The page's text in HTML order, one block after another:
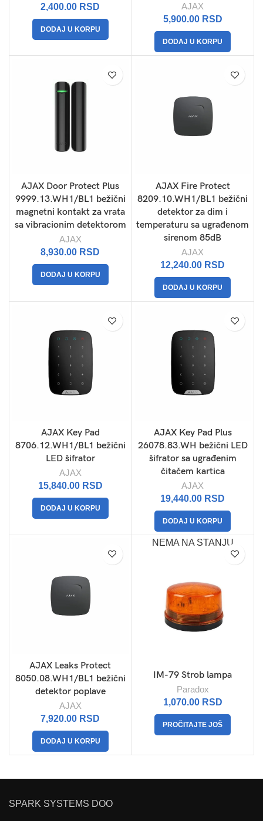
2,400.00 RSD
DODAJ U KORPU
AJAX
5,900.00 RSD
DODAJ U KORPU
AJAX Door Protect Plus
9999.13.WH1/BL1 bežični
magnetni kontakt za vrata
sa vibracionim detektorom
AJAX
8,930.00 RSD
DODAJ U KORPU
AJAX Fire Protect
8209.10.WH1/BL1 bežični
detektor za dim i
temperaturu sa ugrađenom
sirenom 85dB
AJAX
12,240.00 RSD
DODAJ U KORPU
AJAX Key Pad
8706.12.WH1/BL1 bežični
LED šifrator
AJAX
15,840.00 RSD
DODAJ U KORPU
AJAX Key Pad Plus
26078.83.WH bežični LED
šifrator sa ugrađenim
čitačem kartica
AJAX
19,440.00 RSD
DODAJ U KORPU
AJAX Leaks Protect
8050.08.WH1/BL1 bežični
detektor poplave
AJAX
7,920.00 RSD
DODAJ U KORPU
NEMA NA STANJU
IM-79 Strob lampa
Paradox
1,070.00 RSD
PROČITAJTE JOŠ
SPARK SYSTEMS DOO